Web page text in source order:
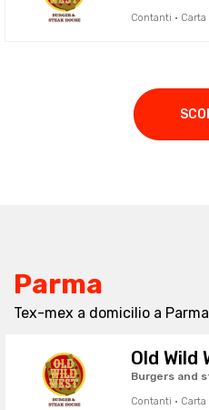
Contanti · Carta
Parma
Tex-mex a domicilio a
Old Wild
Burgers and
Contanti · Carta